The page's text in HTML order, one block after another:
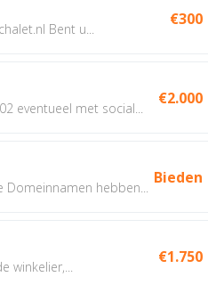
Bent u...
€300
eventueel met social...
€2.000
hebben...
Bieden
€1.750